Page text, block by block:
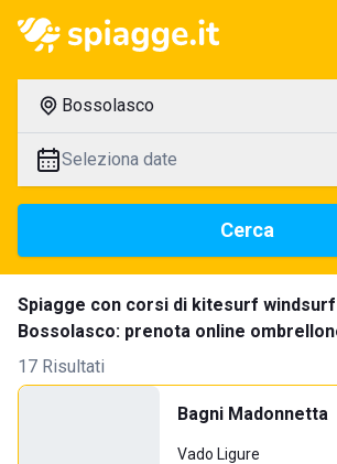
Bossolasco
Seleziona date
Cerca
Spiagge con corsi di kitesurf
Bossolasco: prenota online
17 Risultati
Bagni Madonnetta
Vado Ligure